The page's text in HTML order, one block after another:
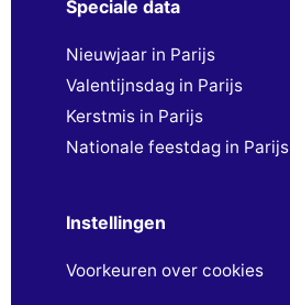
Speciale data
Nieuwjaar in Parijs
Valentijnsdag in Parijs
Kerstmis in Parijs
Nationale feestdag in Parijs
Instellingen
Voorkeuren over cookies